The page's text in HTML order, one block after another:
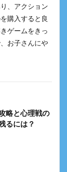
、アクション
購入すると良
ゲームをきっ
お子さんにや
略と心理戦の
るには？